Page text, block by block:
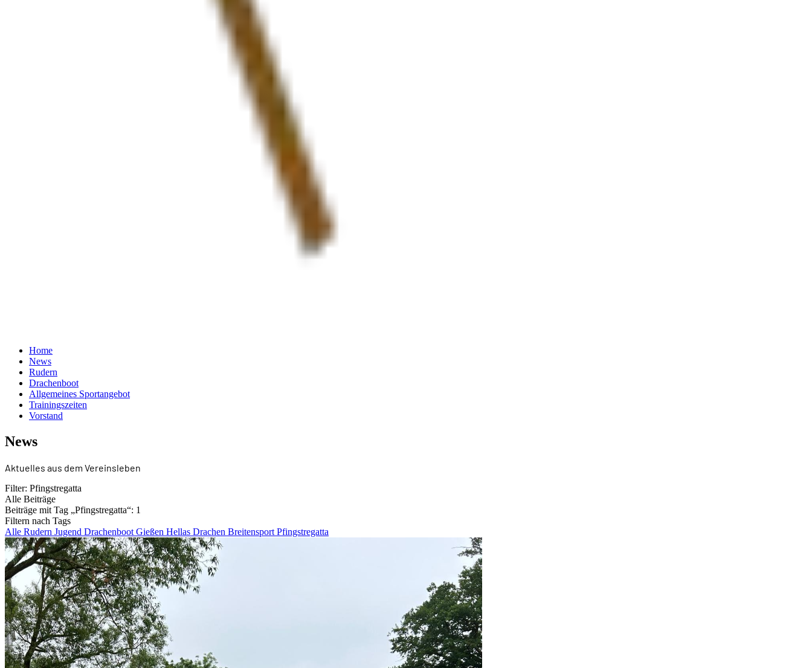
Home
News
Rudern
Drachenboot
Allgemeines Sportangebot
Trainingszeiten
Vorstand
News
Aktuelles aus dem Vereinsleben
Filter: Pfingstregatta
Alle Beiträge
Beiträge mit Tag „Pfingstregatta“: 1
Filtern nach Tags
Alle Rudern Jugend Drachenboot Gießen Hellas Drachen Breitensport Pfingstregatta